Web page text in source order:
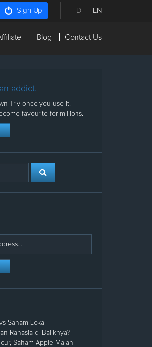
Sign Up ID | EN
Blog Contact Us
addict.
Triv once you use it.
favourite for millions.
Saham Lokal
Rahasia di Baliknya?
Saham Apple Malah